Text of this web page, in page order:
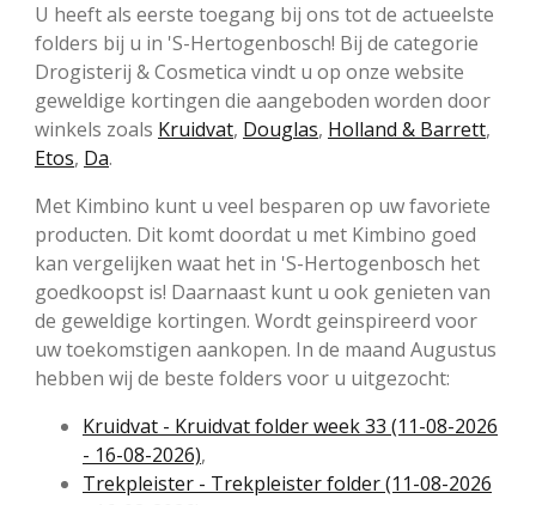
U heeft als eerste toegang bij ons tot de actueelste
folders bij u in 'S-Hertogenbosch! Bij de categorie
Drogisterij & Cosmetica vindt u op onze website
geweldige kortingen die aangeboden worden door
winkels zoals Kruidvat, Douglas, Holland & Barrett,
Etos, Da.
Met Kimbino kunt u veel besparen op uw favoriete
producten. Dit komt doordat u met Kimbino goed
kan vergelijken waat het in 'S-Hertogenbosch het
goedkoopst is! Daarnaast kunt u ook genieten van
de geweldige kortingen. Wordt geinspireerd voor
uw toekomstigen aankopen. In de maand Augustus
hebben wij de beste folders voor u uitgezocht:
Kruidvat - Kruidvat folder week 33 (11-08-2026
- 16-08-2026),
Trekpleister - Trekpleister folder (11-08-2026